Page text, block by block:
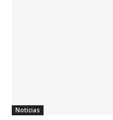
Noticias